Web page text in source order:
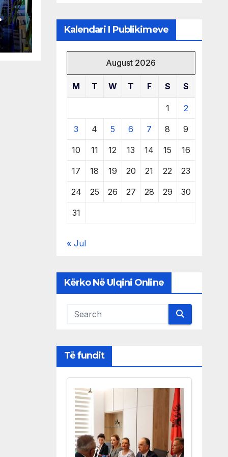
Kalendari I Publikimeve
August 2026
M T W T F S S
1 2
3 4 5 6 7 8 9
10 11 12 13 14 15 16
17 18 19 20 21 22 23
24 25 26 27 28 29 30
31
« Jul
Kërko Në Ulqini Online
Të fundit